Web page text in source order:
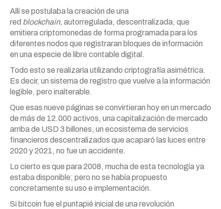
Allí se postulaba la creación de una
red blockchain,autorregulada, descentralizada, que
emitiera criptomonedas de forma programada para los
diferentes nodos que registraran bloques de información
en una especie de libre contable digital.
Todo esto se realizaría utilizando criptografía asimétrica.
Es decir, un sistema de registro que vuelve a la información
legible, pero inalterable.
Que esas nueve páginas se convirtieran hoy en un mercado
de más de 12.000 activos, una capitalización de mercado
arriba de USD 3 billones, un ecosistema de servicios
financieros descentralizados que acaparó las luces entre
2020 y 2021, no fue un accidente.
Lo cierto es que para 2008, mucha de esta tecnología ya
estaba disponible; pero no se había propuesto
concretamente su uso e implementación.
Si bitcoin fue el puntapié inicial de una revolución